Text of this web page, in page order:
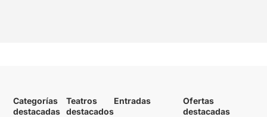
Categorías
destacadas
Teatros
destacados
Entradas
Ofertas
destacadas